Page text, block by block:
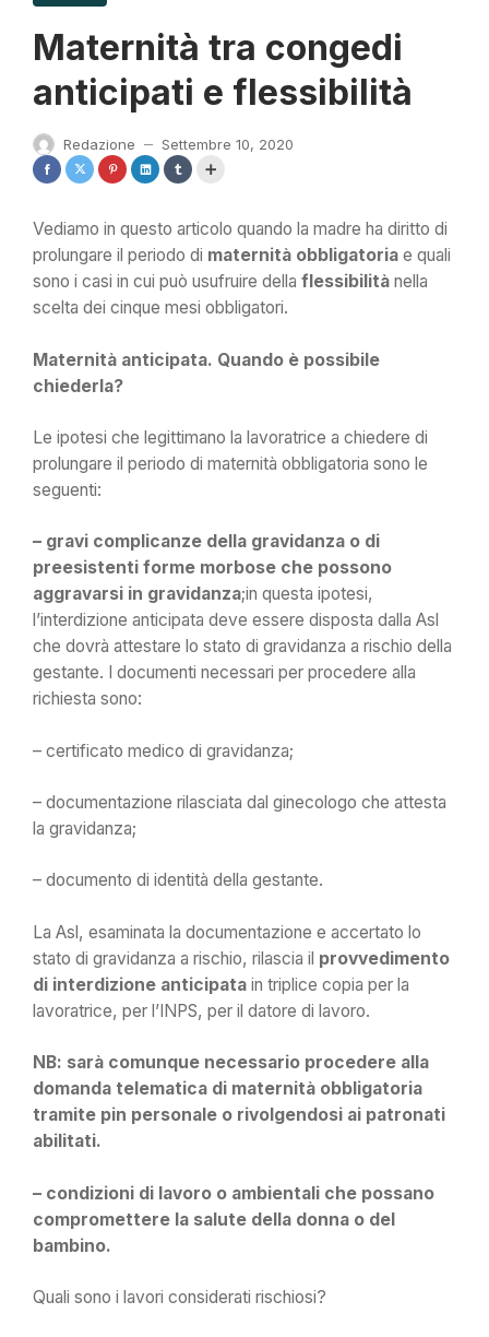
Maternità tra congedi
anticipati e flessibilità
Redazione — Settembre 10, 2020
Vediamo in questo articolo quando la madre ha diritto di
prolungare il periodo di maternità obbligatoria e quali
sono i casi in cui può usufruire della flessibilità nella
scelta dei cinque mesi obbligatori.
Maternità anticipata. Quando è possibile
chiederla?
Le ipotesi che legittimano la lavoratrice a chiedere di
prolungare il periodo di maternità obbligatoria sono le
seguenti:
– gravi complicanze della gravidanza o di
preesistenti forme morbose che possono
aggravarsi in gravidanza;in questa ipotesi,
l’interdizione anticipata deve essere disposta dalla Asl
che dovrà attestare lo stato di gravidanza a rischio della
gestante. I documenti necessari per procedere alla
richiesta sono:
– certificato medico di gravidanza;
– documentazione rilasciata dal ginecologo che attesta
la gravidanza;
– documento di identità della gestante.
La Asl, esaminata la documentazione e accertato lo
stato di gravidanza a rischio, rilascia il provvedimento
di interdizione anticipata in triplice copia per la
lavoratrice, per l’INPS, per il datore di lavoro.
NB: sarà comunque necessario procedere alla
domanda telematica di maternità obbligatoria
tramite pin personale o rivolgendosi ai patronati
abilitati.
– condizioni di lavoro o ambientali che possano
compromettere la salute della donna o del
bambino.
Quali sono i lavori considerati rischiosi?